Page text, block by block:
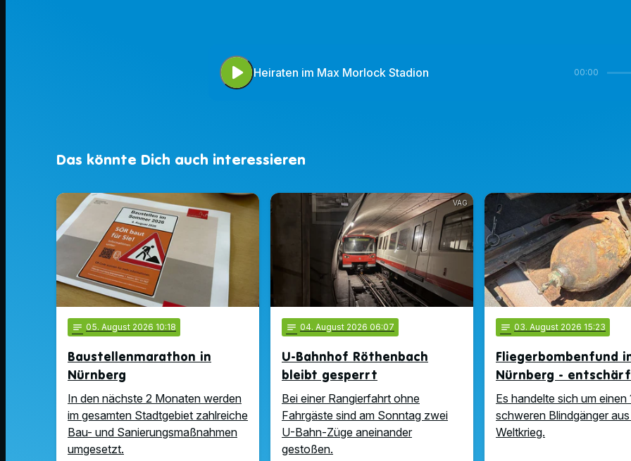
play_arrow Heiraten im Max Morlock Stadion 00:00
Das könnte Dich auch interessieren
notes 05. August 2026 10:18
Baustellenmarathon in
Nürnberg
In den nächste 2 Monaten werden
im gesamten Stadtgebiet zahlreiche
Bau- und Sanierungsmaßnahmen
umgesetzt.
VAG
notes 04. August 2026 06:07
U-Bahnhof Röthenbach
bleibt gesperrt
Bei einer Rangierfahrt ohne
Fahrgäste sind am Sonntag zwei
U-Bahn-Züge aneinander
gestoßen.
notes 03. August 2026 15:23
Fliegerbombenfund
Nürnberg -
Es handelte sich um einen
schweren Blindgänger
Weltkrieg.